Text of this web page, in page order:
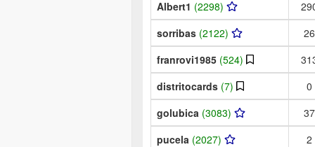
Albert1 (2298)
sorribas (2122)
26
franrovi1985 (524)
distritocards (7)
0
golubica (3083)
37
pucela (2027)
2